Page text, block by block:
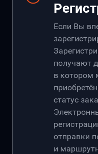
Если Вы
получают
в котором
статус
отправки
и